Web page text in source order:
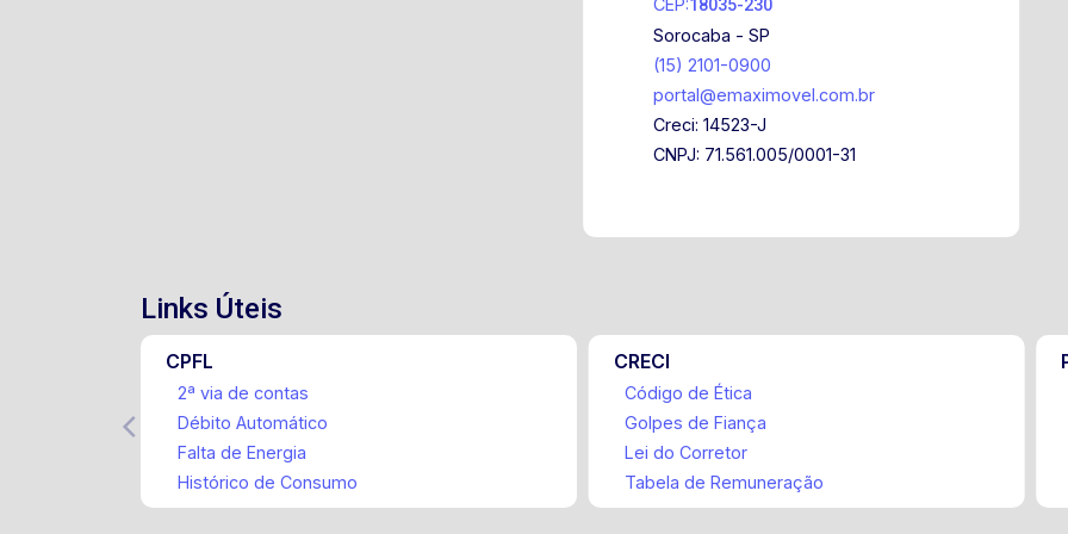
18035-230
Sorocaba - SP
(15) 2101-0900
portal@emaximovel.com.br
Creci: 14523-J
CNPJ: 71.561.005/0001-31
Links Úteis
CPFL
2ª via de contas
Débito Automático
Falta de Energia
Histórico de Consumo
CRECI
Código de Ética
Golpes de Fiança
Lei do Corretor
Tabela de Remuneração